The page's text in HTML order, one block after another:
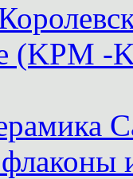
(KPM -